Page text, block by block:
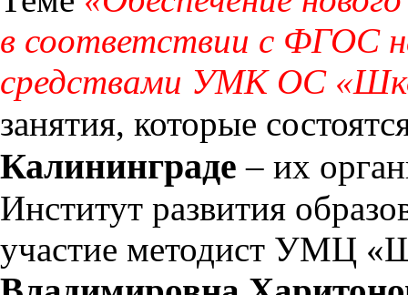
в соответствии с ФГОС
средствами УМК ОС
занятия, которые
Калининграде – их
Институт развития
участие методист УМЦ